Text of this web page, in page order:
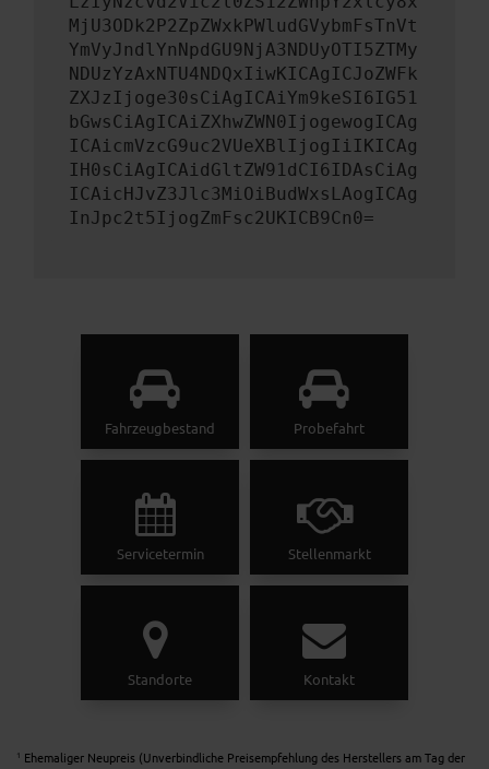
MjU3ODk2P2ZpZWxkPWludGVybmFsTnVt
YmVyJndlYnNpdGU9NjA3NDUyOTI5ZTMy
NDUzYzAxNTU4NDQxIiwKICAgICJoZWFk
ZXJzIjoge30sCiAgICAiYm9keSI6IG51
bGwsCiAgICAiZXhwZWN0IjogewogICAg
ICAicmVzcG9uc2VUeXBlIjogIiIKICAg
IH0sCiAgICAidGltZW91dCI6IDAsCiAg
ICAicHJvZ3Jlc3MiOiBudWxsLAogICAg
InJpc2t5IjogZmFsc2UKICB9Cn0=
Fahrzeugbestand Probefahrt
Servicetermin Stellenmarkt
Standorte Kontakt
1
Ehemaliger Neupreis (Unverbindliche Preisempfehlung des Herstellers am Tag der